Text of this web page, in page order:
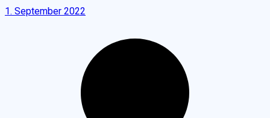
1. September 2022